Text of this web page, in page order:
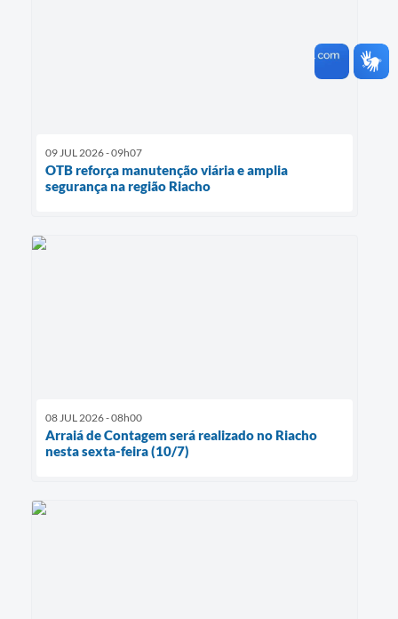
09 JUL 2026 - 09h07
OTB reforça manutenção viária e amplia
segurança na região Riacho
08 JUL 2026 - 08h00
Arraiá de Contagem será realizado no Riacho
nesta sexta-feira (10/7)